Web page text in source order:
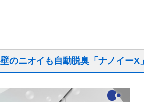
壁のニオイも自動脱臭「ナノイーX」